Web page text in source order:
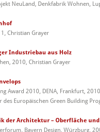
NeuLand, Denkfabrik Wohnen,
Christian Grayer
Industriebau aus Holz
2010, Christian Grayer
Award 2010, DENA, Frankfurt, 2010
des Europäischen Green Building
der Architektur – Oberfläche
Bayern Design, Würzburg,